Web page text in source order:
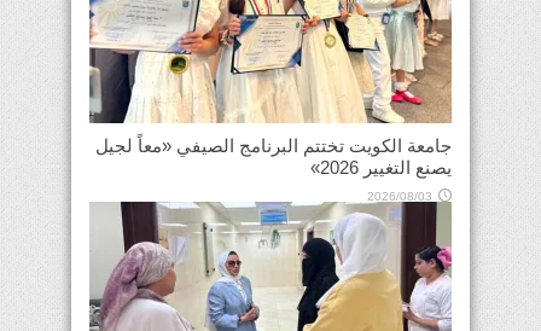
جامعة الكويت تختتم البرنامج الصيفي «معاً لجيل
يصنع التغيير 2026»
2026/08/03